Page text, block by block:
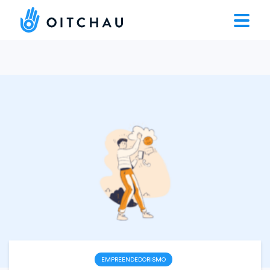
EMPREENDEDORISMO